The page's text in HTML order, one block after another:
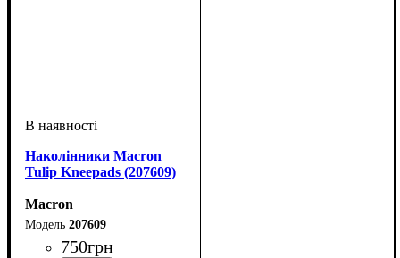
Наколінники Macron
Tulip Kneepads (207609)
Macron
207609
750грн